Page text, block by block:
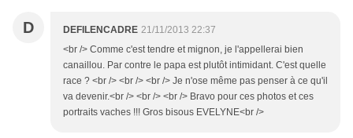
D DEFILENCADRE 21/11/2013 22:37
<br /> Comme c'est tendre et mignon, je l'appellerai bien
canaillou. Par contre le papa est plutôt intimidant. C'est quelle
race ? <br /> <br /> <br /> Je n'ose même pas penser à ce qu'il
va devenir.<br /> <br /> <br /> Bravo pour ces photos et ces
portraits vaches !!! Gros bisous EVELYNE<br />